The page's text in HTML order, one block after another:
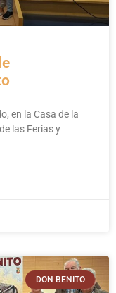
en la Casa de la
las Ferias y
DON BENITO